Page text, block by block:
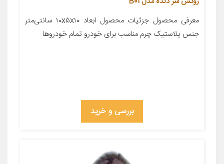
معرفی محصول جزئیات محصول ابعاد ۱۰x۵x۱۰ سانتی‌متر
جنس پلاستیک چرم مناسب برای خودرو تمام خودروها
بررسی و خرید